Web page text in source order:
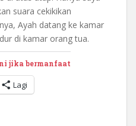
suara cekikikan
Ayah datang ke kamar
di kamar orang tua.
jika bermanfaat
Lagi